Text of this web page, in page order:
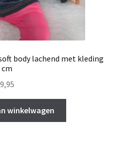
body lachend met kleding
cm
winkelwagen